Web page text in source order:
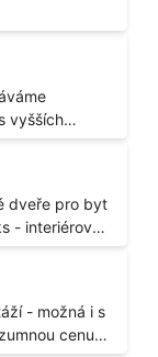
vyšších
- účelem je
kg / m3
- interiérové
cm, levé, 2 ks
cenu